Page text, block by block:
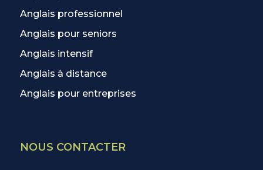
Anglais professionnel
Anglais pour seniors
Anglais intensif
Anglais à distance
Anglais pour entreprises
NOUS CONTACTER